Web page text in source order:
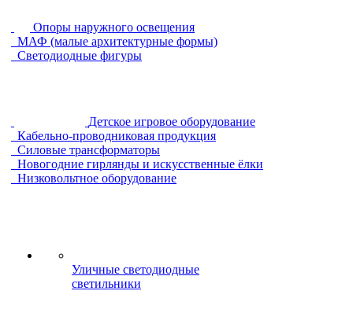
Опоры наружного освещения
МАФ (малые архитектурные формы)
Светодиодные фигуры
Детское игровое оборудование
Кабельно-проводниковая продукция
Силовые трансформаторы
Новогодние гирлянды и искусственные ёлки
Низковольтное оборудование
Уличные светодиодные
светильники